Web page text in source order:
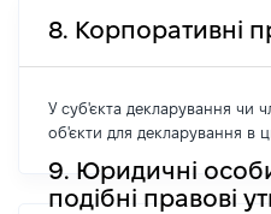
8. Корпоративні
У суб'єкта декларування чи
об'єкти для декларування в
9. Юридичні
подібні правові